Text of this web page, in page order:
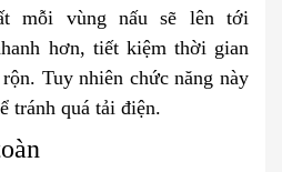
mỗi vùng nấu sẽ lên tới
hơn, tiết kiệm thời gian
Tuy nhiên chức năng này
tránh quá tải điện.